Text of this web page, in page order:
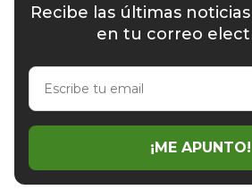
Recibe las últimas
en tu correo
Escribe
email
¡ME APUNTO!